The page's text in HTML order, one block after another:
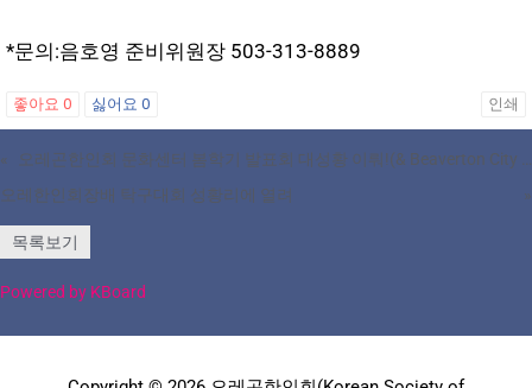
*문의:음호영 준비위원장 503-313-8889
좋아요 0 싫어요 0 인쇄
«
오레한인회장배 탁구대회 성황리에 열려
»
목록보기
Powered by KBoard